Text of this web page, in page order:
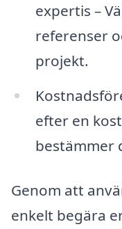
expertis –
referenser
projekt.
efter en
bestämmer
Genom att
enkelt begära